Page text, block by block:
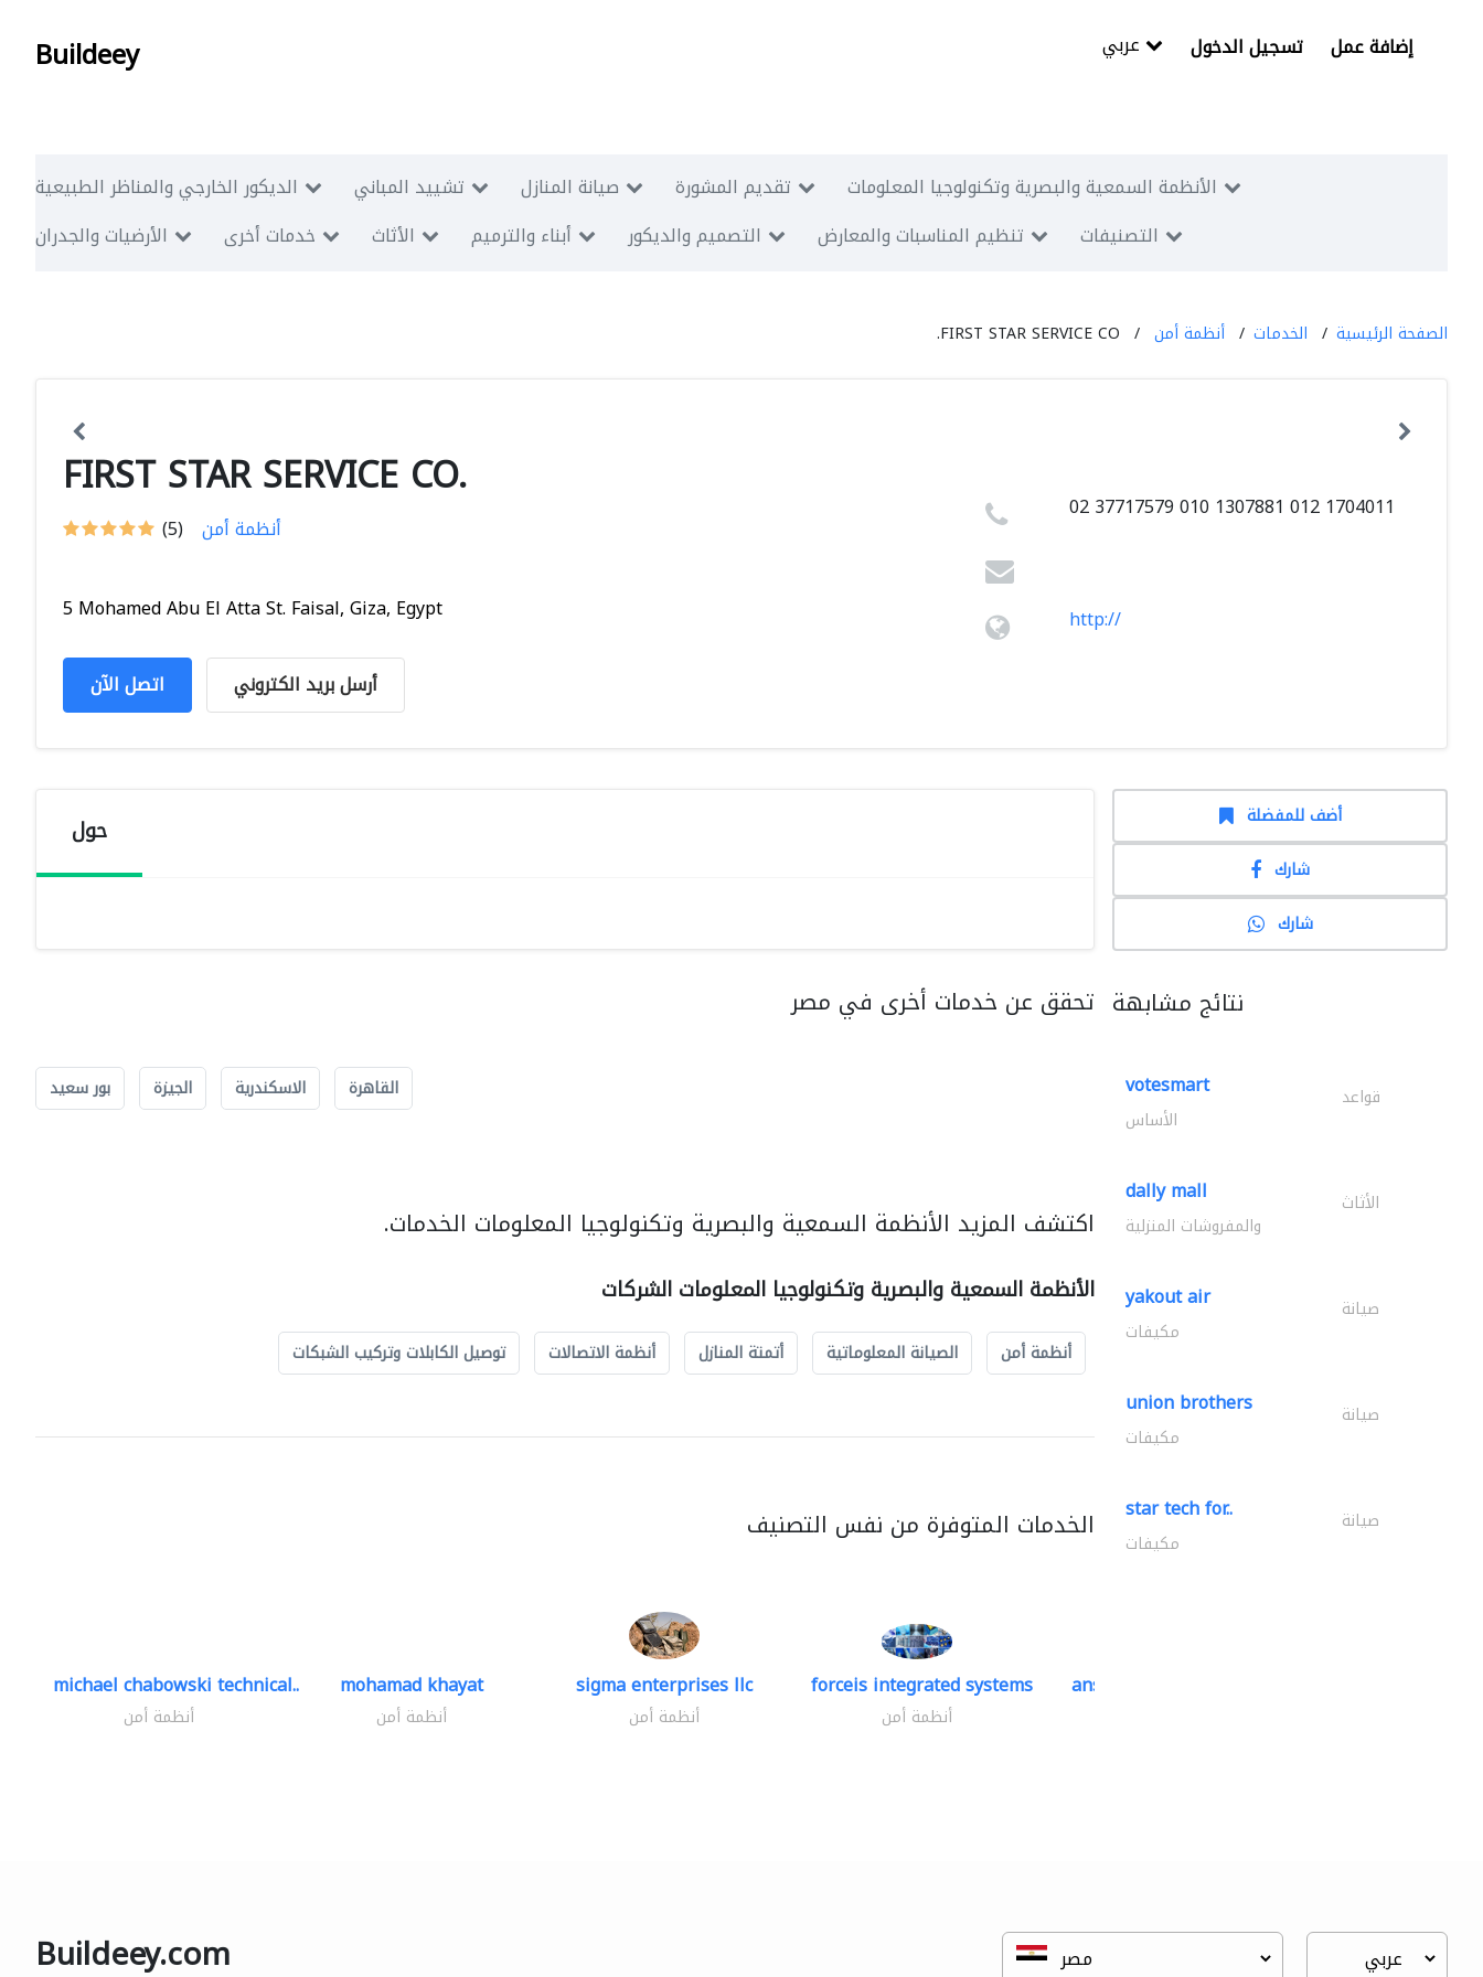
Buildeey تسجيل الدخول إضافة عمل
الديكور الخارجي والمناظر الطبيعية تشييد المباني صيانة المنازل تقديم المشورة
الأنظمة السمعية والبصرية وتكنولوجيا المعلومات
الأرضيات والجدران
خدمات أخرى الأثاث أبناء والترميم التصميم والديكور تنظيم المناسبات والمعارض التصنيفات
الصفحة الرئيسية الخدمات أنظمة أمن FIRST STAR SERVICE CO.
FIRST STAR SERVICE CO.
(5) أنظمة أمن
5 Mohamed Abu El Atta St. Faisal, Giza, Egypt
اتصل الآن أرسل بريد الكتروني
02 37717579 010 1307881 012 1704011
http://
حول
تحقق عن خدمات أخرى في مصر
القاهرة الاسكندرية الجيزة بور سعيد
اكتشف المزيد الأنظمة السمعية والبصرية وتكنولوجيا المعلومات الخدمات.
الأنظمة السمعية والبصرية وتكنولوجيا المعلومات الشركات
أنظمة أمن الصيانة المعلوماتية أتمتة المنازل أنظمة الاتصالات توصيل الكابلات وتركيب الشبكات
الخدمات المتوفرة من نفس التصنيف
michael chabowski technical..
أنظمة أمن
mohamad khayat
أنظمة أمن
sigma enterprises llc
أنظمة أمن
forceis integrated systems
أنظمة أمن
ansari security systems
أضف للمفضلة
شارك
شارك
نتائج مشابهة
votesmart قواعد
الأساس
dally mall الأثاث
والمفروشات المنزلية
yakout air صيانة
مكيفات
union brothers صيانة
مكيفات
star tech for.. صيانة
مكيفات
Buildeey.com